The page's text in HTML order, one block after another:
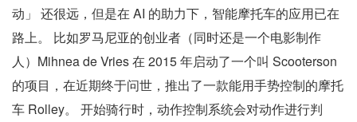
动」 还很远，但是在 AI 的助力下，智能摩托车的应用已在
路上。 比如罗马尼亚的创业者（同时还是一个电影制作
人）Mihnea de Vries 在 2015 年启动了一个叫 Scooterson
的项目，在近期终于问世，推出了一款能用手势控制的摩托
车 Rolley。 开始骑行时，动作控制系统会对动作进行判